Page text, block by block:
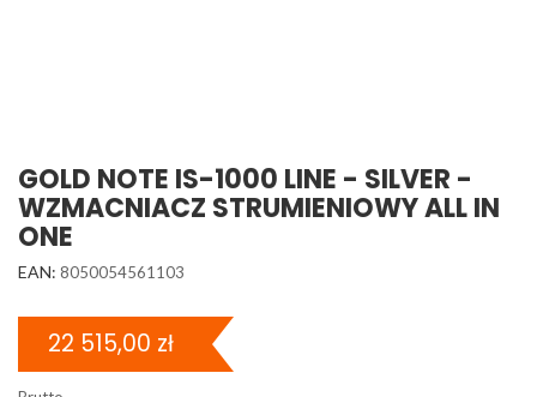
GOLD NOTE IS-1000 LINE - SILVER -
WZMACNIACZ STRUMIENIOWY ALL IN
ONE
EAN: 8050054561103
22 515,00 zł